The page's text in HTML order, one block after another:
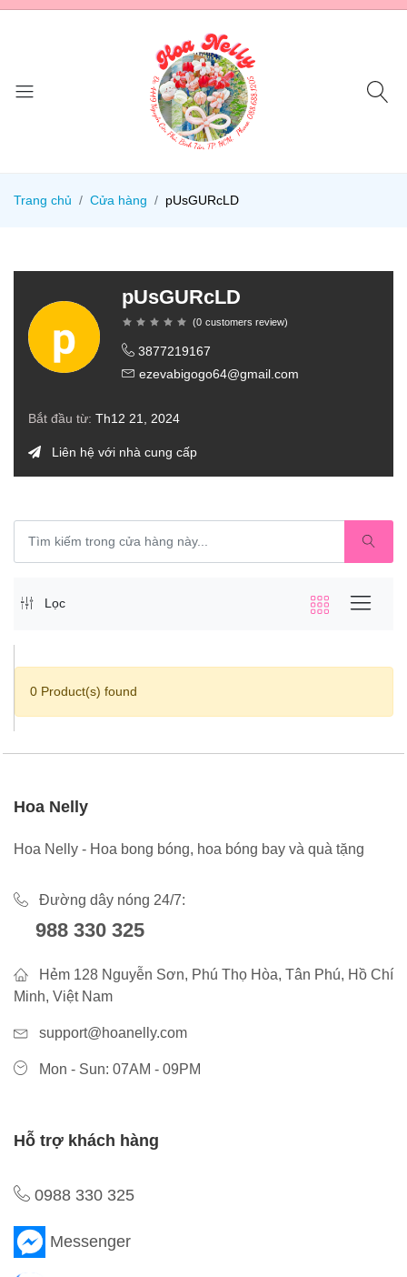
Trang chủ Cửa hàng pUsGURcLD
pUsGURcLD
(0 customers review)
3877219167
ezevabigogo64@gmail.com
Bắt đầu từ: Th12 21, 2024
Liên hệ với nhà cung cấp
Lọc
0 Product(s) found
Hoa Nelly
Hoa Nelly - Hoa bong bóng, hoa bóng bay và quà tặng
Đường dây nóng 24/7:
988 330 325
Hẻm 128 Nguyễn Sơn, Phú Thọ Hòa, Tân Phú, Hồ Chí
Minh, Việt Nam
support@hoanelly.com
Mon - Sun: 07AM - 09PM
Hỗ trợ khách hàng
0988 330 325
Messenger